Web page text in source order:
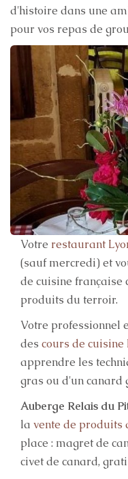
d'histoire dans une
pour vos repas de
Votre restaurant
(sauf mercredi) et
de cuisine française
produits du terroir.
Votre professionnel
des cours de cuisine
apprendre les
gras ou d'un canard
Auberge Relais du
la vente de produits
place : magret de
civet de canard,